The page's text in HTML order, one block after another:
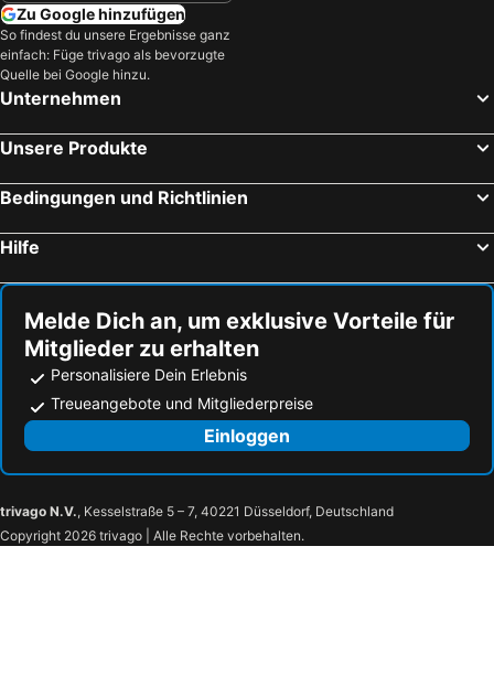
Pension Motu Iti
Hiti Moana Villa
APATOA Beach & Garden Village
Hotel Hibiscus
Tiki Hôtel
Hotel Le Mahana
Marks Place
Zu Google hinzufügen
So findest du unsere Ergebnisse ganz
einfach: Füge trivago als bevorzugte
Quelle bei Google hinzu.
Unternehmen
Unsere Produkte
Bedingungen und Richtlinien
Hilfe
Melde Dich an, um exklusive Vorteile für
Mitglieder zu erhalten
Personalisiere Dein Erlebnis
Treueangebote und Mitgliederpreise
Einloggen
trivago N.V., Kesselstraße 5 – 7, 40221 Düsseldorf, Deutschland
Copyright 2026 trivago | Alle Rechte vorbehalten.